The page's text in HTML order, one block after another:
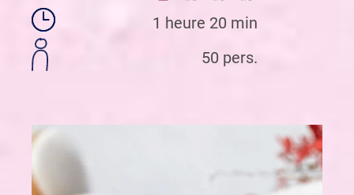
1 heure 20 min
50 pers.